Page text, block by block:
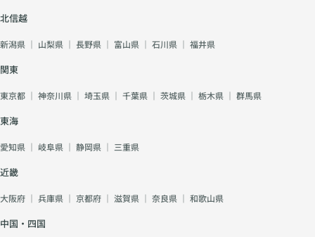
北信越
新潟県 ｜ 山梨県 ｜ 長野県 ｜ 富山県 ｜ 石川県 ｜ 福井県
関東
東京都 ｜ 神奈川県 ｜ 埼玉県 ｜ 千葉県 ｜ 茨城県 ｜ 栃木県 ｜ 群馬県
東海
愛知県 ｜ 岐阜県 ｜ 静岡県 ｜ 三重県
近畿
大阪府 ｜ 兵庫県 ｜ 京都府 ｜ 滋賀県 ｜ 奈良県 ｜ 和歌山県
中国・四国